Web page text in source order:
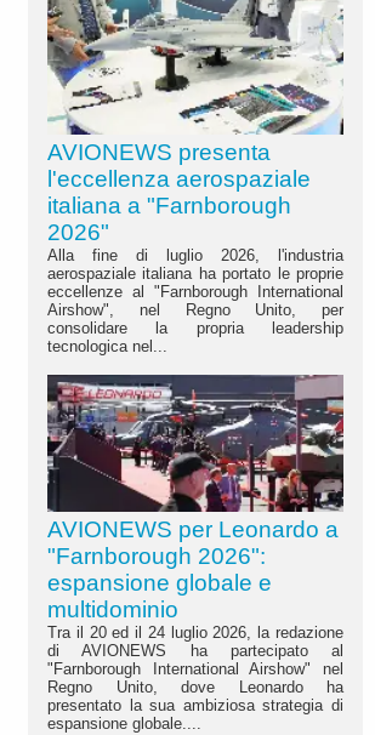
AVIONEWS presenta
l'eccellenza aerospaziale
italiana a "Farnborough
2026"
Alla fine di luglio 2026, l'industria
aerospaziale italiana ha portato le proprie
eccellenze al "Farnborough International
Airshow", nel Regno Unito, per
consolidare la propria leadership
tecnologica nel...
AVIONEWS per Leonardo a
"Farnborough 2026":
espansione globale e
multidominio
Tra il 20 ed il 24 luglio 2026, la redazione
di AVIONEWS ha partecipato al
"Farnborough International Airshow" nel
Regno Unito, dove Leonardo ha
presentato la sua ambiziosa strategia di
espansione globale....